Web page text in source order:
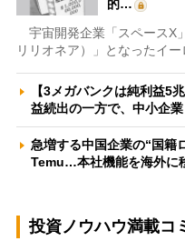
的…
宇宙開発企業「スペースX
リリオネア）」となったイ
【3メガバンクは純利益5
益続出の一方で、中小企
急増する中国企業の“国籍
Temu…本社機能を海外に
投資ノウハウ満載コ